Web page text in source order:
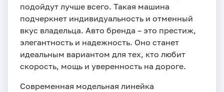
подойдут лучше всего. Такая машина
подчеркнет индивидуальность и отменный
вкус владельца. Авто бренда – это престиж,
элегантность и надежность. Оно станет
идеальным вариантом для тех, кто любит
скорость, мощь и уверенность на дороге.
Современная модельная линейка